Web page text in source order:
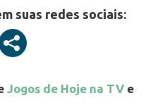
suas redes sociais:
Jogos de Hoje na TV e